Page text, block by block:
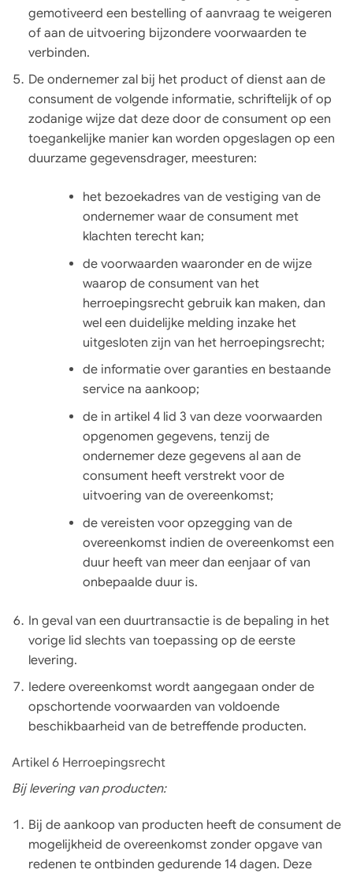
gemotiveerd een bestelling of aanvraag te weigeren
of aan de uitvoering bijzondere voorwaarden te
verbinden.
De ondernemer zal bij het product of dienst aan de
consument de volgende informatie, schriftelijk of op
zodanige wijze dat deze door de consument op een
toegankelijke manier kan worden opgeslagen op een
duurzame gegevensdrager, meesturen:
het bezoekadres van de vestiging van de
ondernemer waar de consument met
klachten terecht kan;
de voorwaarden waaronder en de wijze
waarop de consument van het
herroepingsrecht gebruik kan maken, dan
wel een duidelijke melding inzake het
uitgesloten zijn van het herroepingsrecht;
de informatie over garanties en bestaande
service na aankoop;
de in artikel 4 lid 3 van deze voorwaarden
opgenomen gegevens, tenzij de
ondernemer deze gegevens al aan de
consument heeft verstrekt voor de
uitvoering van de overeenkomst;
de vereisten voor opzegging van de
overeenkomst indien de overeenkomst een
duur heeft van meer dan eenjaar of van
onbepaalde duur is.
In geval van een duurtransactie is de bepaling in het
vorige lid slechts van toepassing op de eerste
levering.
Iedere overeenkomst wordt aangegaan onder de
opschortende voorwaarden van voldoende
beschikbaarheid van de betreffende producten.
Artikel 6 Herroepingsrecht
Bij levering van producten:
Bij de aankoop van producten heeft de consument de
mogelijkheid de overeenkomst zonder opgave van
redenen te ontbinden gedurende 14 dagen. Deze